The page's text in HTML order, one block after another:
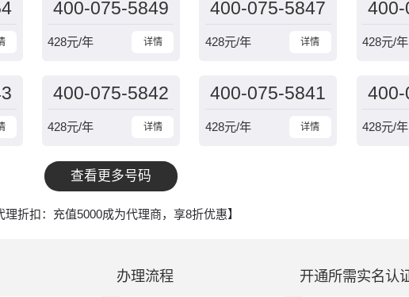
400-075-5849
详情
428元/年
400-075-5847
详情
428元/年
400-
428元/年
400-075-5842
详情
428元/年
400-075-5841
详情
428元/年
400-
428元/年
查看更多号码
理折扣：充值5000成为代理商，享8折优惠】
办理流程 开通所需实名认